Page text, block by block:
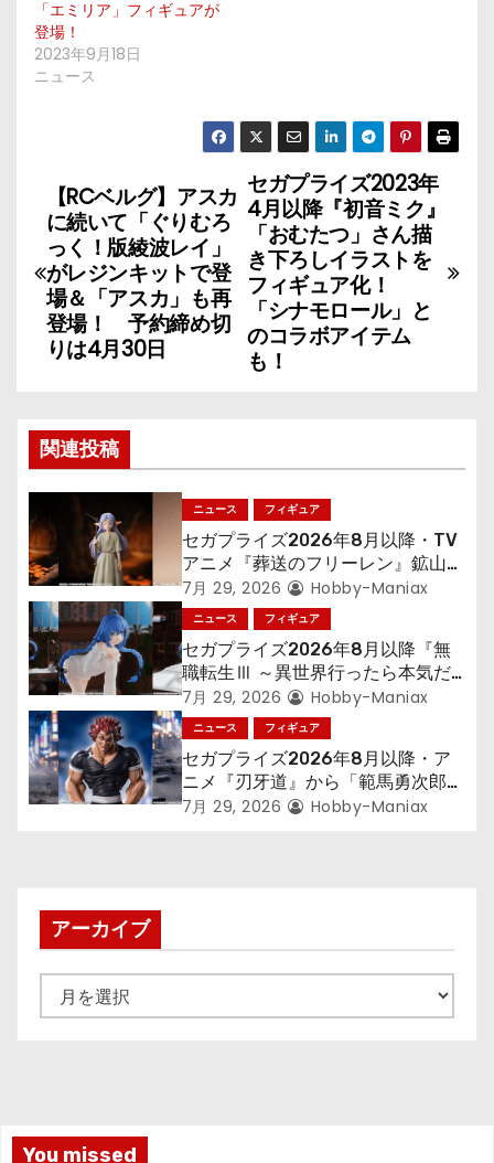
「エミリア」フィギュアが
登場！
2023年9月18日
ニュース
投
稿
ナ
ビ
ー
シ
ョ
ン
セガプライズ2023年
4月以降『初音ミク』
「おむたつ」さん描
き下ろしイラストを
フィギュア化！
「シナモロール」と
のコラボアイテム
も！
【RCベルグ】アスカ
に続いて「ぐりむろ
っく！版綾波レイ」
がレジンキットで登
場＆「アスカ」も再
登場！ 予約締め切
りは4月30日
関連投稿
ニュース フィギュア
セガプライズ2026年8月以降・TV
アニメ『葬送のフリーレン』鉱山で
300年働くことになっっちゃった
「フリーレン」を立体化！
7月 29, 2026 Hobby-Maniax
ニュース フィギュア
セガプライズ2026年8月以降『無
職転生Ⅲ ～異世界行ったら本気だ
す～』から「ロキシー」のフィギュ
アが登場！
7月 29, 2026 Hobby-Maniax
ニュース フィギュア
セガプライズ2026年8月以降・ア
ニメ『刃牙道』から「範馬勇次郎」
が登場ッッ!!
7月 29, 2026 Hobby-Maniax
アーカイブ
ー
You missed